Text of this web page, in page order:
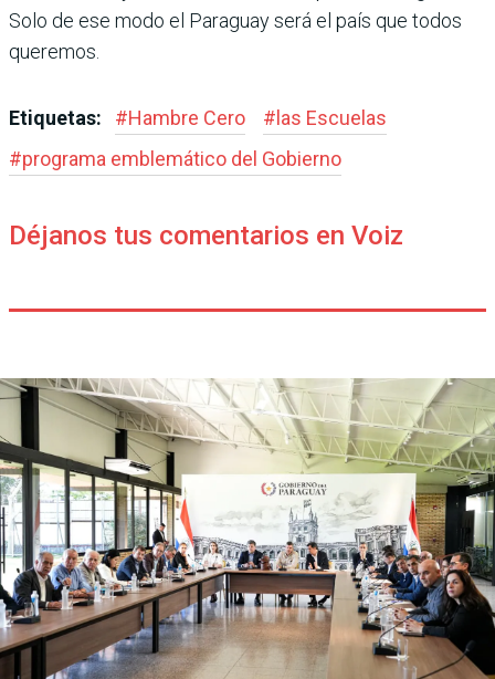
Solo de ese modo el Paraguay será el país que todos
queremos.
Etiquetas: #Hambre Cero # las Escuelas
#programa emblemático del Gobierno
Déjanos tus comentarios en Voiz